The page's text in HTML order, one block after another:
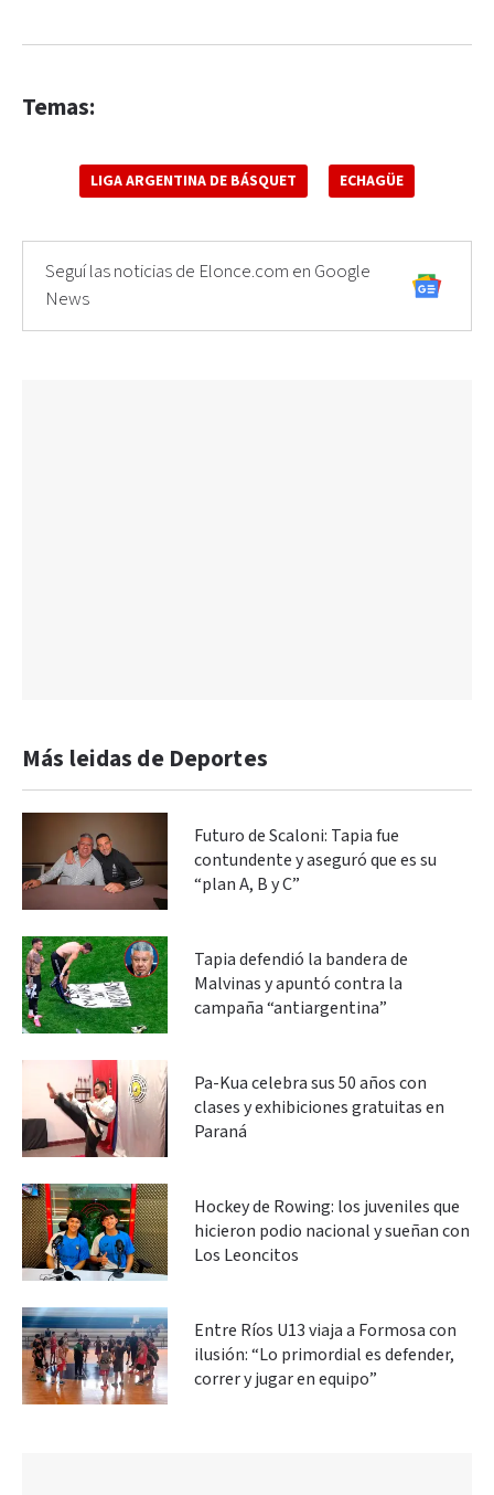
Temas:
LIGA ARGENTINA DE BÁSQUET ECHAGÜE
Seguí las noticias de Elonce.com en Google
News
Más leidas de Deportes
Futuro de Scaloni: Tapia fue
contundente y aseguró que es su
“plan A, B y C”
Tapia defendió la bandera de
Malvinas y apuntó contra la
campaña “antiargentina”
Pa-Kua celebra sus 50 años con
clases y exhibiciones gratuitas en
Paraná
Hockey de Rowing: los juveniles que
hicieron podio nacional y sueñan con
Los Leoncitos
Entre Ríos U13 viaja a Formosa con
ilusión: “Lo primordial es defender,
correr y jugar en equipo”